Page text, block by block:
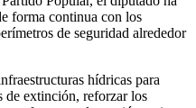
forma continua con los
de seguridad alrededor
hídricas para
de extinción, reforzar los